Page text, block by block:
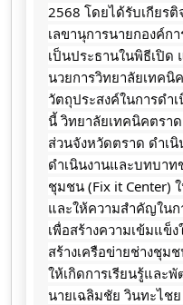
2568 โดยได้รับเกียร
เลขานุการนายกองค์ก
เป็นประธานในพิธีเปิด
นวยการ​วิทยาลัย​เทคนิ
วัตถุประสงค์ในการดำ
นี้ วิทยาลัยเทคนิคตรา
ส่วนจังหวัดตราด ดำเ
ดำเนินงานและบทบาท
ชุมชน (Fix it Center)
และให้ความสำคัญใน
เพื่อสร้างความเข้มแข็
สร้างเครือข่ายช่างชุม
ให้เกิดการเรียนรู้และ
นายเฉลิม​ชัย​ วิน​ทะ​ไช